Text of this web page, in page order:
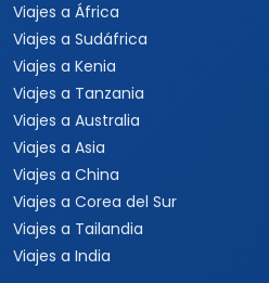
Viajes a África
Viajes a Sudáfrica
Viajes a Kenia
Viajes a Tanzania
Viajes a Australia
Viajes a Asia
Viajes a China
Viajes a Corea del Sur
Viajes a Tailandia
Viajes a India